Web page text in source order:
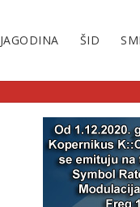
JAGODINA ŠID